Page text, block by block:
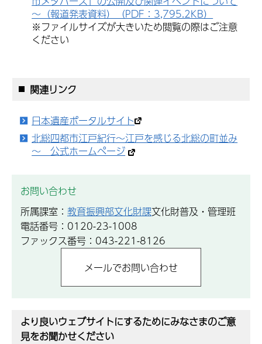
～（報道発表資料）（PDF：3,795.2KB）
※ファイルサイズが大きいため閲覧の際はご注意
ください
関連リンク
日本遺産ポータルサイト
北総四都市江戸紀行～江戸を感じる北総の町並み
～ 公式ホームページ
お問い合わせ
所属課室： 教育振興部文化財課文化財普及・管理班
電話番号：0120-23-1008
ファックス番号：043-221-8126
より良いウェブサイトにするためにみなさまのご意
見をお聞かせください